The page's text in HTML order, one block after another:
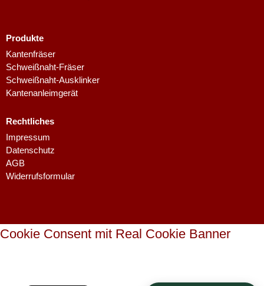
Produkte
Kantenfräser
Schweißnaht-Fräser
Schweißnaht-Ausklinker
Kantenanleimgerät
Rechtliches
Impressum
Datenschutz
AGB
Widerrufsformular
Cookie Consent mit Real Cookie Banner
French
Finnish
Dutch